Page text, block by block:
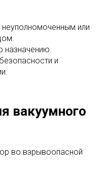
или
назначению.
и
вакуумного
во взрывоопасной